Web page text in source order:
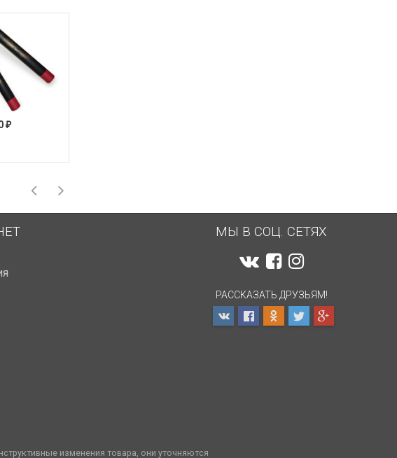
₽
МЫ В СОЦ. СЕТЯХ
РАССКАЗАТЬ ДРУЗЬЯМ!
изменения товара, они уточняются